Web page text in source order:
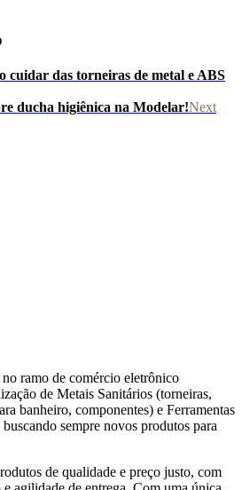
cuidar das torneiras de metal e ABS
ducha higiênica na Modelar!Next
ramo de comércio eletrônico
de Metais Sanitários (torneiras,
banheiro, componentes) e Ferramentas
sempre novos produtos para
de qualidade e preço justo, com